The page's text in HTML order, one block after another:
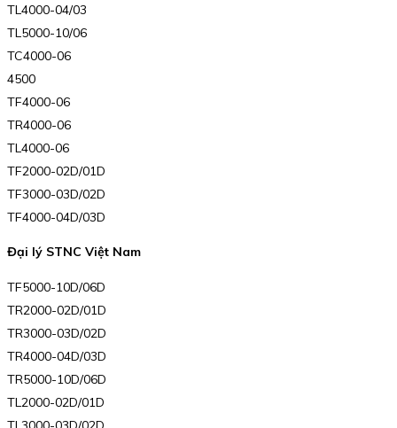
TL4000-04/03
TL5000-10/06
TC4000-06
4500
TF4000-06
TR4000-06
TL4000-06
TF2000-02D/01D
TF3000-03D/02D
TF4000-04D/03D
Đại lý STNC Việt Nam
TF5000-10D/06D
TR2000-02D/01D
TR3000-03D/02D
TR4000-04D/03D
TR5000-10D/06D
TL2000-02D/01D